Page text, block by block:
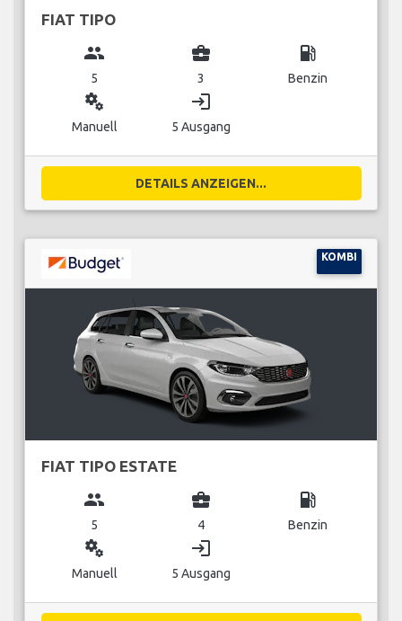
FIAT TIPO
group
5
business_center
3
local_gas_station
Benzin
miscellaneous_services
Manuell
login
5 Ausgang
DETAILS ANZEIGEN...
KOMBI
FIAT TIPO ESTATE
group
5
business_center
4
local_gas_station
Benzin
miscellaneous_services
Manuell
login
5 Ausgang